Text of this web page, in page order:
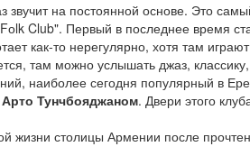
звучит на постоянной основе. Это
Club". Первый в последнее время
как-то нерегулярно, хотя там
там можно услышать джаз,
наиболее сегодня популярный в
Арто Тунчбояджаном. Двери этого
жизни столицы Армении после